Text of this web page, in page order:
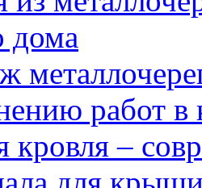
дома
работ в
кровля –